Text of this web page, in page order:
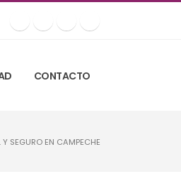
CONTACTO
Y SEGURO EN CAMPECHE